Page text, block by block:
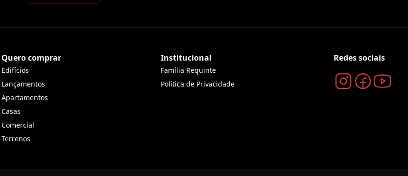
Quero comprar
Edifícios
Lançamentos
Apartamentos
Casas
Comercial
Terrenos
Institucional
Família Requinte
Política de Privacidade
Redes sociais